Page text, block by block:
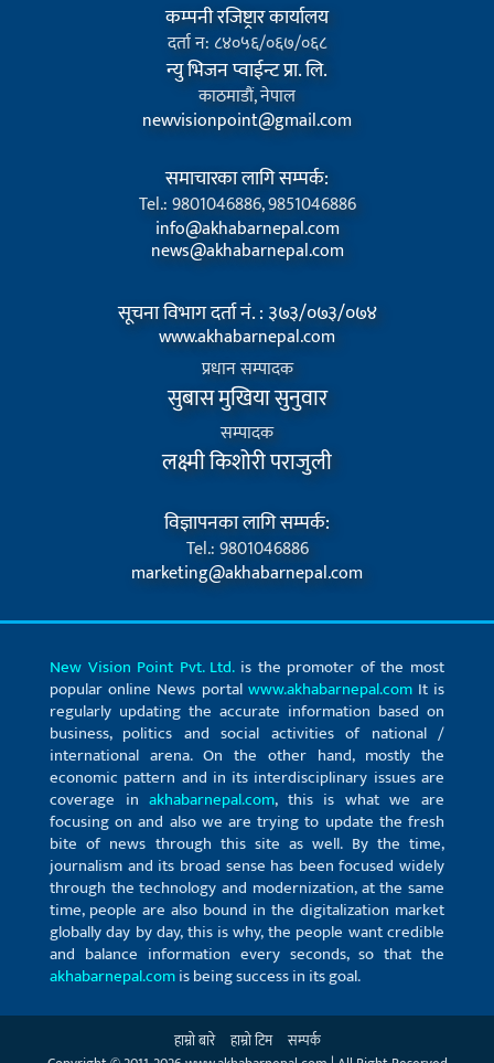
कम्पनी रजिष्ट्रार कार्यालय
दर्ता न: ८४०५६/०६७/०६८
न्यु भिजन प्वाईन्ट प्रा. लि.
काठमाडौं, नेपाल
newvisionpoint@gmail.com
समाचारका लागि सम्पर्क:
Tel.: 9801046886, 9851046886
info@akhabarnepal.com
news@akhabarnepal.com
सूचना विभाग दर्ता नं. : ३७३/०७३/०७४
www.akhabarnepal.com
प्रधान सम्पादक
सुबास मुखिया सुनुवार
सम्पादक
लक्ष्मी किशोरी पराजुली
विज्ञापनका लागि सम्पर्क:
Tel.: 9801046886
marketing@akhabarnepal.com
New Vision Point Pvt. Ltd.is the promoter of the most
popular online News portal www.akhabarnepal.comIt is
regularly updating the accurate information based on
business, politics and social activities of national /
international arena. On the other hand, mostly the
economic pattern and in its interdisciplinary issues are
coverage inakhabarnepal.com, this is what we are
focusing on and also we are trying to update the fresh
bite of news through this site as well. By the time,
journalism and its broad sense has been focused widely
through the technology and modernization, at the same
time, people are also bound in the digitalization market
globally day by day, this is why, the people want credible
and balance information every seconds, so that the
akhabarnepal.comis being success in its goal.
हाम्रो बारे हाम्रो टिम
सम्पर्क